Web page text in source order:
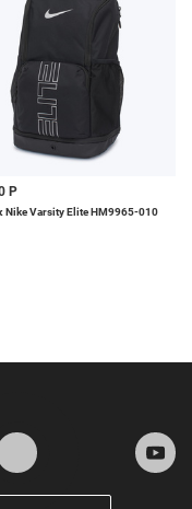
Р
Nike Varsity Elite HM9965-010